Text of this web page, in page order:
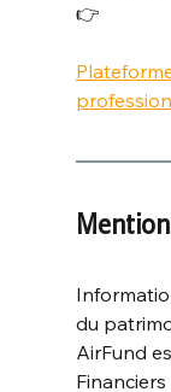
👉
du
AirFund
Financiers